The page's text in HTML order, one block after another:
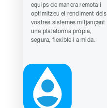
equips de manera remota i
optimitzeu el rendiment dels
vostres sistemes mitjançant
una plataforma pròpia,
segura, flexible i a mida.